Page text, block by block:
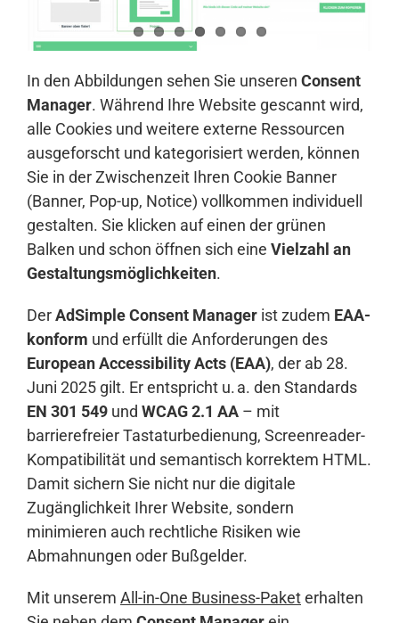
In den Abbildungen sehen Sie unseren Consent
Manager. Während Ihre Website gescannt wird,
alle Cookies und weitere externe Ressourcen
ausgeforscht und kategorisiert werden, können
Sie in der Zwischenzeit Ihren Cookie Banner
(Banner, Pop-up, Notice) vollkommen individuell
gestalten. Sie klicken auf einen der grünen
Balken und schon öffnen sich eine Vielzahl an
Gestaltungsmöglichkeiten.
DerAdSimple Consent Manager ist zudem EAA-
konform und erfüllt die Anforderungen des
European Accessibility Acts (EAA), der ab 28.
Juni 2025 gilt. Er entspricht u. a. den Standards
EN 301 549 und WCAG 2.1 AA – mit
barrierefreier Tastaturbedienung, Screenreader-
Kompatibilität und semantisch korrektem HTML.
Damit sichern Sie nicht nur die digitale
Zugänglichkeit Ihrer Website, sondern
minimieren auch rechtliche Risiken wie
Abmahnungen oder Bußgelder.
Mit unserem All-in-One Business-Paketerhalten